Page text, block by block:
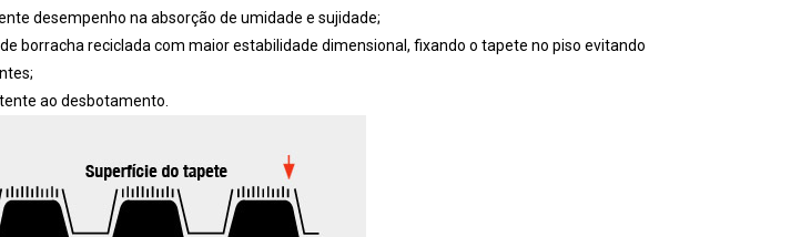
desempenho na absorção de umidade e sujidade;
borracha reciclada com maior estabilidade dimensional, fixando o tapete no piso evitando
ao desbotamento.